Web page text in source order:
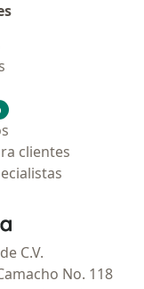
clientes
Página de inicio
C.V.
No. 118